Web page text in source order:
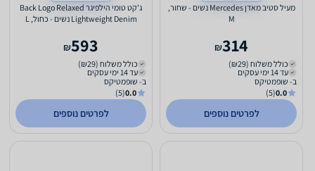
מעיל סטיב מאדן Mercedes נשים - שחור,
M
314
₪
כולל משלוח (₪29)
עד 14 ימי עסקים
ב- שופמטיקס
0.0
(5)
לפרטים נוספים
ג'קט טומי הילפיגר Back Logo Relaxed
Lightweight Denim נשים - כחול, L
593
₪
כולל משלוח (₪29)
עד 14 ימי עסקים
ב- שופמטיקס
0.0
(5)
לפרטים נוספים